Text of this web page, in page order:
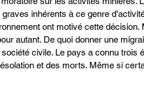
inhérents à ce genre
ont motivé cette décision.
autant. De quoi donner une
civile. Le pays a connu trois
et des morts. Même si